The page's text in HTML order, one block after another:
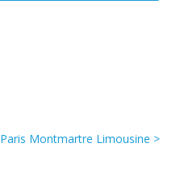
Paris Montmartre Limousine >